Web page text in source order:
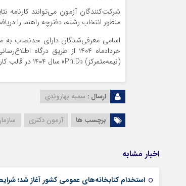
شرکت‌کنندگان آزمون می‌توانند
منظور انتخاب رشته، دفترچه راهنما را
اسامی معرفی‌شدگان دارای حدنصاب
خردادماه ۱۴۰۴ از طریق
(نیمه‌متمرکز) «Ph.D» سال ۱۴۰۴ در قالب کارنامه در هفته آخر مردادماه یا اوایل شهریورماه ۱۴۰۴ اعلام می‌شود.
ارسال : سمیه بهاروندی
برچسب ها آزمون دکتری
اخبار مشابه
استخدام کتابخانه‌های عمومی کشور آغاز شد؛